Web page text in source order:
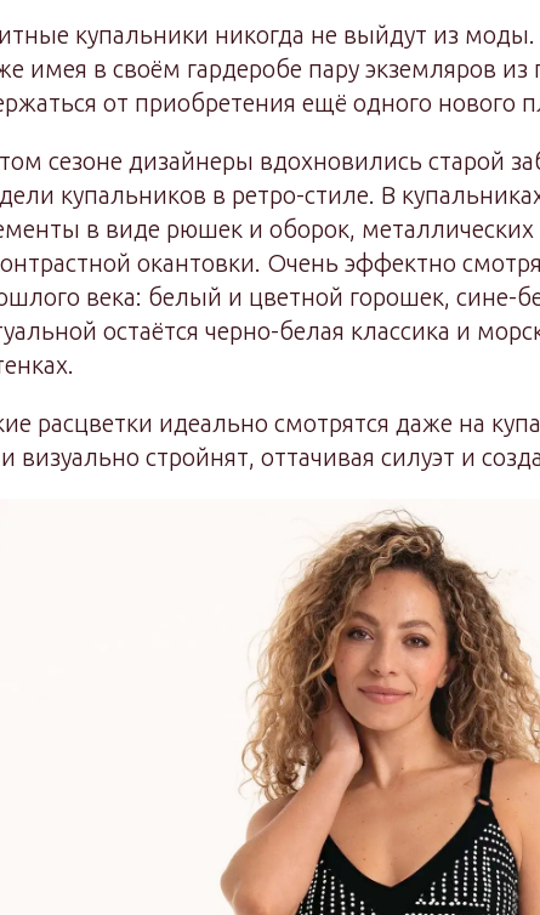
купальники никогда не выйдут из моды.
имея в своём гардеробе пару экземляров
от приобретения ещё одного нового
сезоне дизайнеры вдохновились старой
купальников в ретро-стиле. В
в виде рюшек и оборок,
окантовки. Очень эффектно
века: белый и цветной горошек, сине-
остаётся черно-белая классика и
расцветки идеально смотрятся даже на
визуально стройнят, оттачивая силуэт и